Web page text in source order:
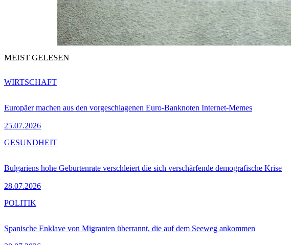
MEIST GELESEN
Europäer machen aus den vorgeschlagenen Euro-Banknoten Internet-Memes
25.07.2026
WIRTSCHAFT
Bulgariens hohe Geburtenrate verschleiert die sich verschärfende demografische Krise
28.07.2026
GESUNDHEIT
Spanische Enklave von Migranten überrannt, die auf dem Seeweg ankommen
POLITIK